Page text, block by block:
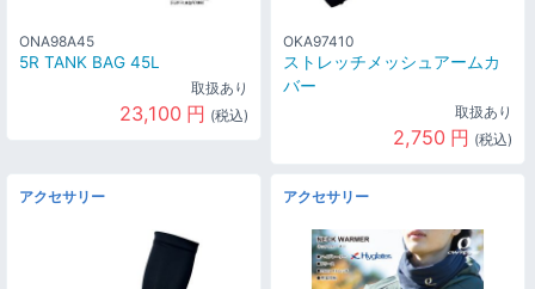
ONA98A45
5R TANK BAG 45L
取扱あり
23,100 円 (税込)
OKA97410
ストレッチメッシュアームカ
バー
取扱あり
2,750 円 (税込)
アクセサリー アクセサリー